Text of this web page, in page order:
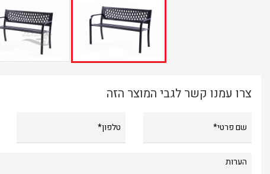
צרו עמנו קשר לגבי המוצר הזה